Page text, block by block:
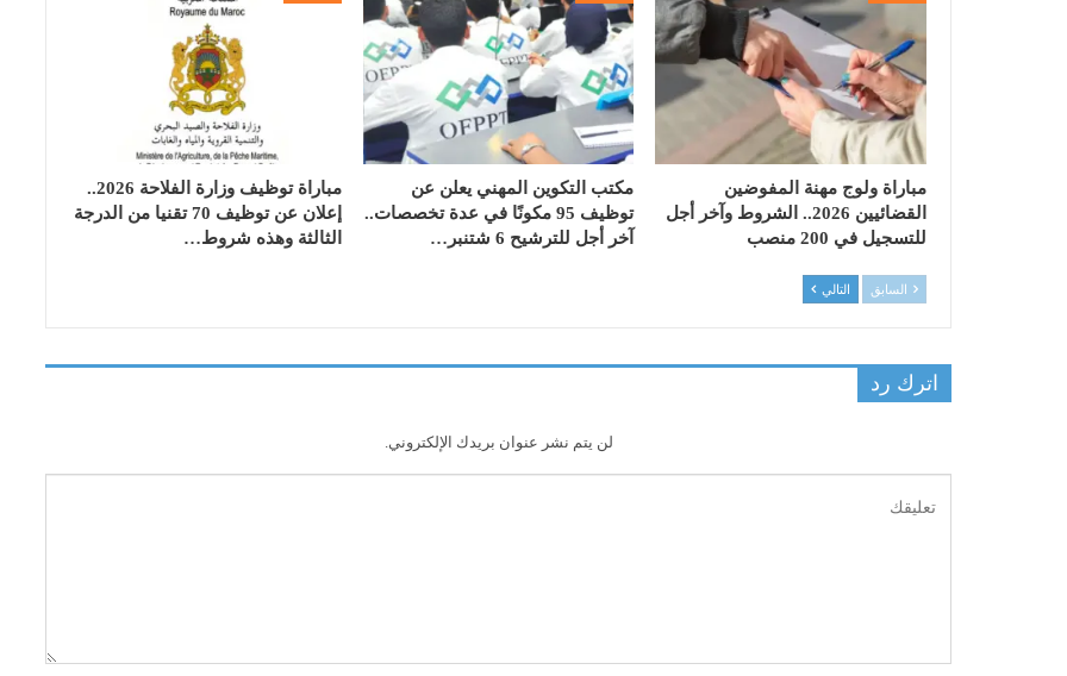
مباراة ولوج مهنة المفوضين
القضائيين 2026.. الشروط وآخر أجل
للتسجيل في 200 منصب
مكتب التكوين المهني يعلن عن
توظيف 95 مكونًا في عدة تخصصات..
آخر أجل للترشيح 6 شتنبر…
مباراة توظيف وزارة الفلاحة 2026..
إعلان عن توظيف 70 تقنيا من الدرجة
الثالثة وهذه شروط…
السابق التالي
اترك رد
لن يتم نشر عنوان بريدك الإلكتروني.